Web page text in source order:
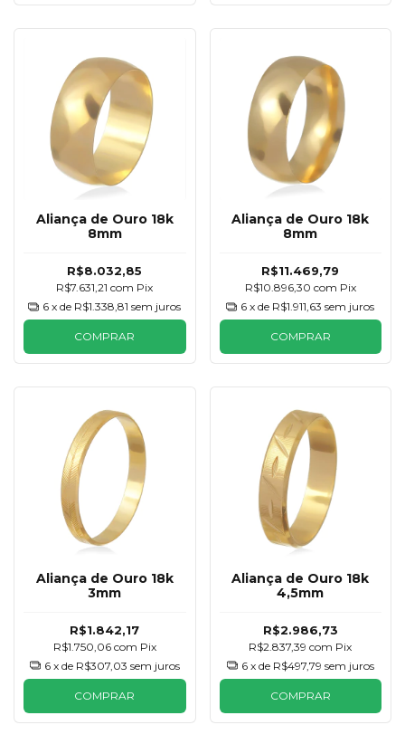
Aliança de Ouro 18k
8mm
R$8.032,85
R$7.631,21com Pix
6 x de R$1.338,81 sem juros
COMPRAR
Aliança de Ouro 18k
8mm
R$11.469,79
R$10.896,30 com Pix
6 x de R$1.911,63 sem juros
COMPRAR
Aliança de Ouro 18k
3mm
R$1.842,17
R$1.750,06 com Pix
6 x de R$307,03 sem juros
COMPRAR
Aliança de Ouro 18k
4,5mm
R$2.986,73
R$2.837,39com Pix
6 x de R$497,79 sem juros
COMPRAR